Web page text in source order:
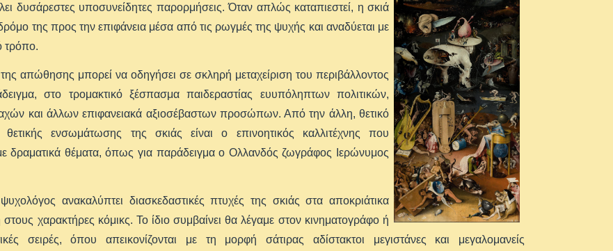
δυσάρεστες υποσυνείδητες παρορμήσεις. Όταν απλώς καταπιεστεί, η σκιά
της προς την επιφάνεια μέσα από τις ρωγμές της ψυχής και αναδύεται με
τρόπο.
απώθησης μπορεί να οδηγήσει σε σκληρή μεταχείριση του περιβάλλοντος
στο τρομακτικό ξέσπασμα παιδεραστίας ευυπόληπτων πολιτικών,
και άλλων επιφανειακά αξιοσέβαστων προσώπων. Από την άλλη, θετικό
θετικής ενσωμάτωσης της σκιάς είναι ο επινοητικός καλλιτέχνης που
δραματικά θέματα, όπως για παράδειγμα ο Ολλανδός ζωγράφος Ιερώνυμος
ανακαλύπτει διασκεδαστικές πτυχές της σκιάς στα αποκριάτικα
στους χαρακτήρες κόμικς. Το ίδιο συμβαίνει θα λέγαμε στον κινηματογράφο ή
σειρές, όπου απεικονίζονται με τη μορφή σάτιρας αδίστακτοι μεγιστάνες και μεγαλομανείς